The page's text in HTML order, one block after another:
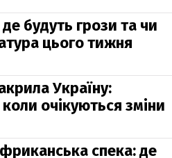
будуть грози та чи
цього тижня
Україну:
очікуються зміни
спека: де